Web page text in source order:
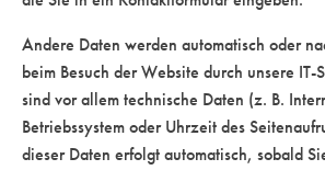
Andere Daten werden automatisch oder
beim Besuch der Website durch unsere IT-
sind vor allem technische Daten (z. B.
Betriebssystem oder Uhrzeit des
dieser Daten erfolgt automatisch, sobald